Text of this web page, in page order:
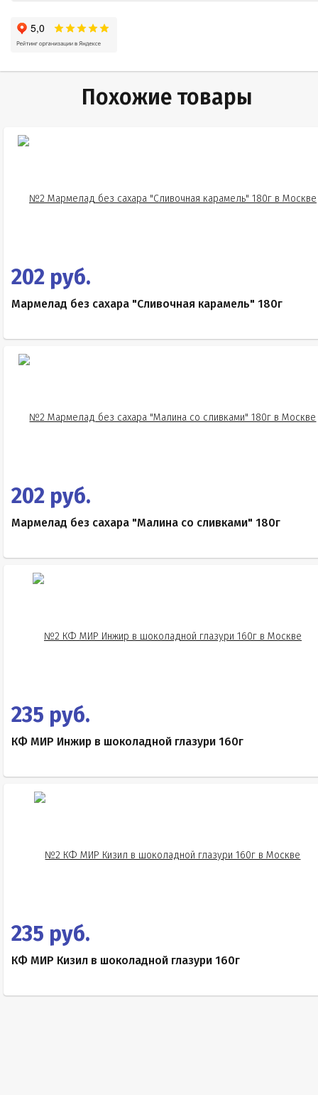
Похожие товары
202 руб.
Мармелад без сахара "Сливочная карамель" 180г
202 руб.
Мармелад без сахара "Малина со сливками" 180г
235 руб.
КФ МИР Инжир в шоколадной глазури 160г
235 руб.
КФ МИР Кизил в шоколадной глазури 160г